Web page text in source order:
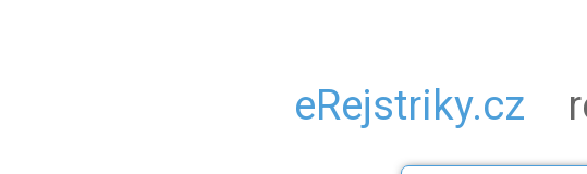
eRejstriky.cz